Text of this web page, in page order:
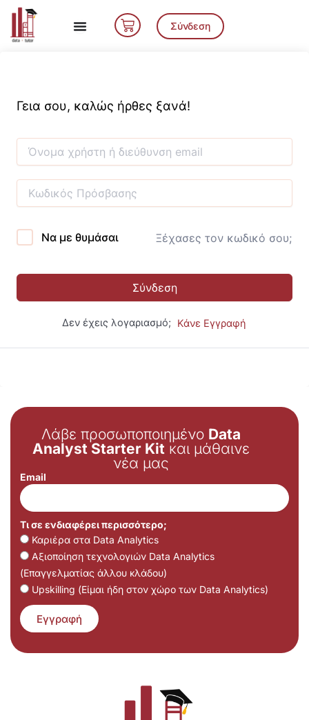
Μετάβαση
περιεχόμενο
Cart Σύνδεση
Γεια σου, καλώς ήρθες ξανά!
Να με θυμάσαι Ξέχασες τον κωδικό σου;
Σύνδεση
Δεν έχεις λογαριασμό; Κάνε Εγγραφή
Λάβε προσωποποιημένο Data
Analyst Starter Kit και μάθαινε
νέα μας
Email
Τι σε ενδιαφέρει περισσότερο;
Καριέρα στα Data Analytics
Αξιοποίηση τεχνολογιών Data Analytics
(Επαγγελματίας άλλου κλάδου)
Upskilling (Είμαι ήδη στον χώρο των Data Analytics)
Εγγραφή